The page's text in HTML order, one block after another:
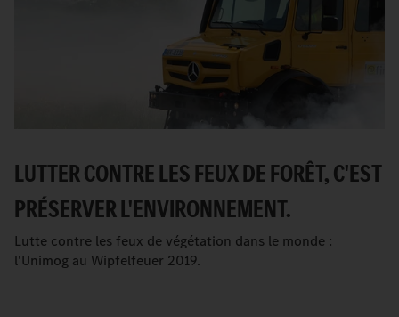
LUTTER CONTRE LES FEUX DE FORÊT, C'EST
PRÉSERVER L'ENVIRONNEMENT.
Lutte contre les feux de végétation dans le monde :
l'Unimog au Wipfelfeuer 2019.